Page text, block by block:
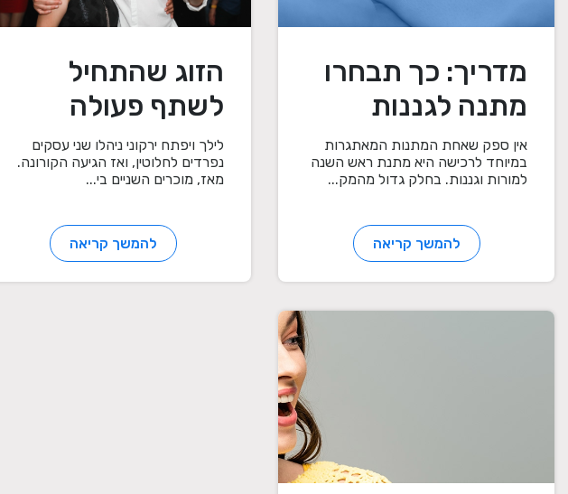
מדריך: כך תבחרו
מתנה לגננות
ומורות
אין ספק שאחת המתנות המאתגרות
במיוחד לרכישה היא מתנת ראש השנה
למורות וגננות. בחלק גדול מהמק...
להמשך קריאה
הזוג שהתחיל
לשתף פעולה
בעקבות הקורונה:
"גילינו שהמוצרים
לילך ויפתח ירקוני ניהלו שני עסקים
נפרדים לחלוטין, ואז הגיעה הקורונה.
מאז, מוכרים השניים בי...
להמשך קריאה